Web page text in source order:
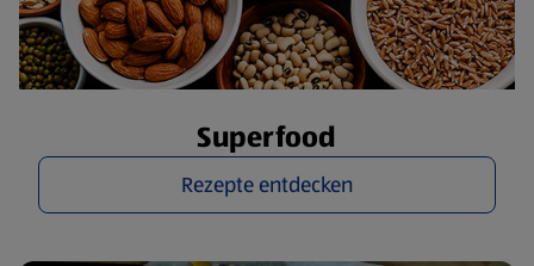
Superfood
Rezepte entdecken